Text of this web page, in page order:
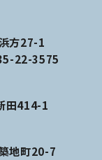
方27-1
22-3575
田414-1
地町20-7